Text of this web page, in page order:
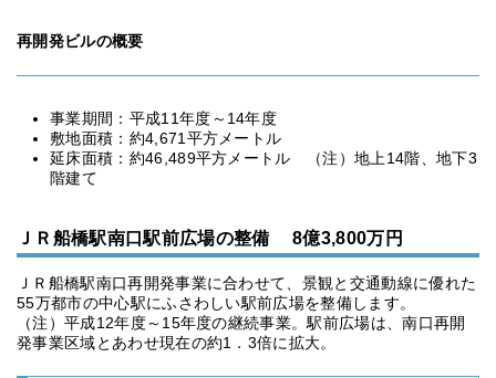
再開発ビルの概要
事業期間：平成11年度～14年度
敷地面積：約4,671平方メートル
延床面積：約46,489平方メートル （注）地上14階、地下3
階建て
ＪＲ船橋駅南口駅前広場の整備 8億3,800万円
ＪＲ船橋駅南口再開発事業に合わせて、景観と交通動線に優れた
55万都市の中心駅にふさわしい駅前広場を整備します。
（注）平成12年度～15年度の継続事業。駅前広場は、南口再開
発事業区域とあわせ現在の約1．3倍に拡大。